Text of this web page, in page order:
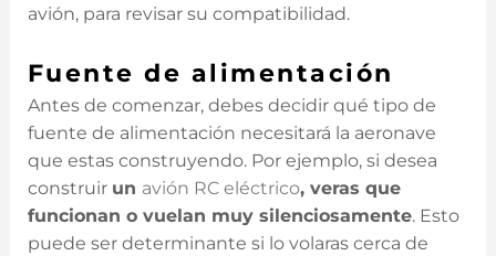
avión, para revisar su compatibilidad.
Fuente de alimentación
Antes de comenzar, debes decidir qué tipo de
fuente de alimentación necesitará la aeronave
que estas construyendo. Por ejemplo, si desea
construir un avión RC eléctrico, veras que
funcionan o vuelan muy silenciosamente. Esto
puede ser determinante si lo volaras cerca de